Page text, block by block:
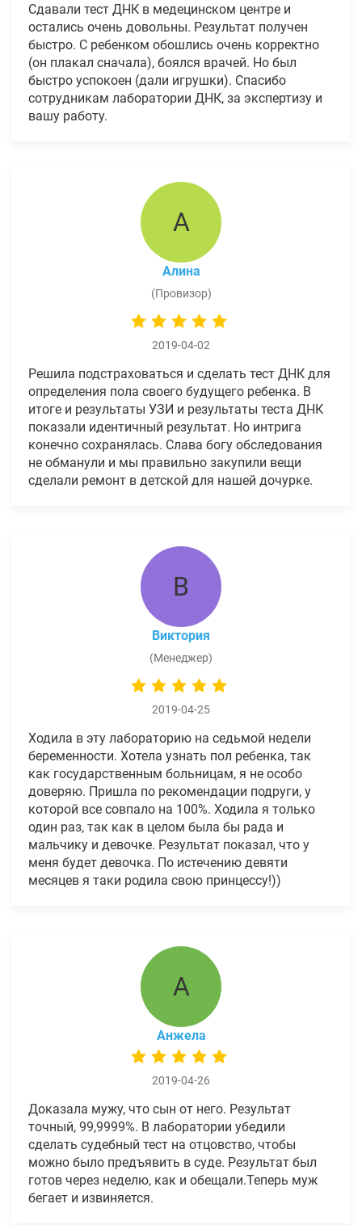
Сдавали тест ДНК в медецинском центре и
остались очень довольны. Результат получен
быстро. С ребенком обошлись очень корректно
(он плакал сначала), боялся врачей. Но был
быстро успокоен (дали игрушки). Спасибо
сотрудникам лаборатории ДНК, за экспертизу и
вашу работу.
А
Алина
(Провизор)
2019-04-02
Решила подстраховаться и сделать тест ДНК для
определения пола своего будущего ребенка. В
итоге и результаты УЗИ и результаты теста ДНК
показали идентичный результат. Но интрига
конечно сохранялась. Слава богу обследования
не обманули и мы правильно закупили вещи
сделали ремонт в детской для нашей дочурке.
В
Виктория
(Менеджер)
2019-04-25
Ходила в эту лабораторию на седьмой недели
беременности. Хотела узнать пол ребенка, так
как государственным больницам, я не особо
доверяю. Пришла по рекомендации подруги, у
которой все совпало на 100%. Ходила я только
один раз, так как в целом была бы рада и
мальчику и девочке. Результат показал, что у
меня будет девочка. По истечению девяти
месяцев я таки родила свою принцессу!))
А
Анжела
2019-04-26
Доказала мужу, что сын от него. Результат
точный, 99,9999%. В лаборатории убедили
сделать судебный тест на отцовство, чтобы
можно было предъявить в суде. Результат был
готов через неделю, как и обещали.Теперь муж
бегает и извиняется.